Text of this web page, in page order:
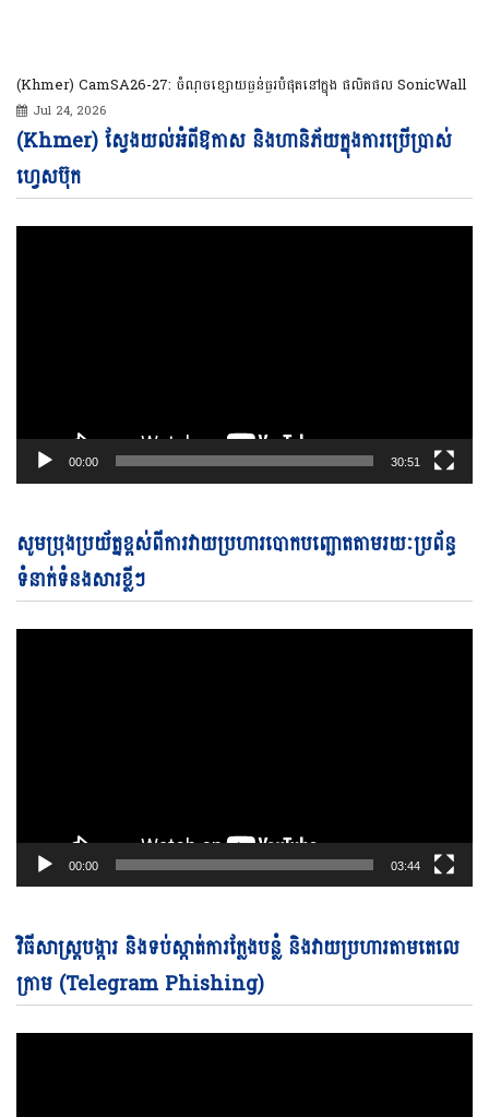
(Khmer) CamSA26-27: ចំណុចខ្សោយធ្ងន់ធ្ងរបំផុតនៅក្នុង ផលិតផល SonicWall
Jul 24, 2026
(Khmer) ស្វែងយល់អំពីឱកាស និងហានិភ័យក្នុងការប្រើប្រាស់
ហ្វេសប៊ុក
00:00 30:51
សូមប្រុងប្រយ័ត្នខ្ពស់ពីការវាយប្រហារបោកបញ្ឆោតតាមរយៈប្រព័ន្ធ
ទំនាក់ទំនងសារខ្លីៗ
00:00 03:44
វិធីសាស្ត្របង្ការ និងទប់ស្កាត់ការក្លែងបន្លំ និងវាយប្រហារតាមតេលេ
ក្រាម (Telegram Phishing)